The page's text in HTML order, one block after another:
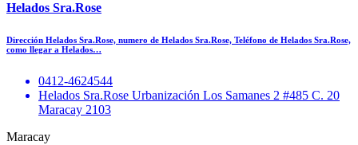
Helados Sra.Rose
Dirección Helados Sra.Rose, numero de Helados Sra.Rose, Teléfono de Helados Sra.Rose,
como llegar a Helados…
0412-4624544
Helados Sra.Rose Urbanización Los Samanes 2 #485 C. 20
Maracay 2103
Maracay